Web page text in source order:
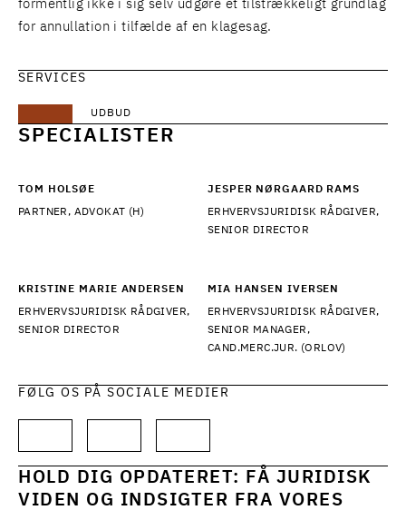
formentlig ikke i sig selv udgøre et tilstrækkeligt grundlag
for annullation i tilfælde af en klagesag.
SERVICES
UDBUD
SPECIALISTER
TOM HOLSØE
PARTNER, ADVOKAT (H)
JESPER NØRGAARD RAMS
ERHVERVSJURIDISK RÅDGIVER,
SENIOR DIRECTOR
KRISTINE MARIE ANDERSEN
ERHVERVSJURIDISK RÅDGIVER,
SENIOR DIRECTOR
MIA HANSEN IVERSEN
ERHVERVSJURIDISK RÅDGIVER,
SENIOR MANAGER,
CAND.MERC.JUR. (ORLOV)
FØLG OS PÅ SOCIALE MEDIER
HOLD DIG OPDATERET: FÅ JURIDISK
VIDEN OG INDSIGTER FRA VORES